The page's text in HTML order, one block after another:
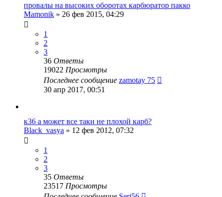
провалы на высоких оборотах карбюратор пакко
Mamonik » 26 фев 2015, 04:29
1
2
3
36 Ответы
19022 Просмотры
Последнее сообщение zamotay 75
30 апр 2017, 00:51
к36 а может все таки не плохой карб?
Black_vasya » 12 фев 2012, 07:32
1
2
3
35 Ответы
23517 Просмотры